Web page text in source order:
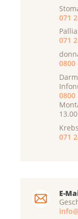
071
071
0800
0800
071
E-